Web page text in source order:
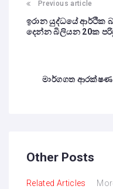
Previous article
ඉරාන යුද්ධයේ ආර්ථික
දෙන්න බිලියන 20ක
මාර්ගගත
Other Posts
Related Articles